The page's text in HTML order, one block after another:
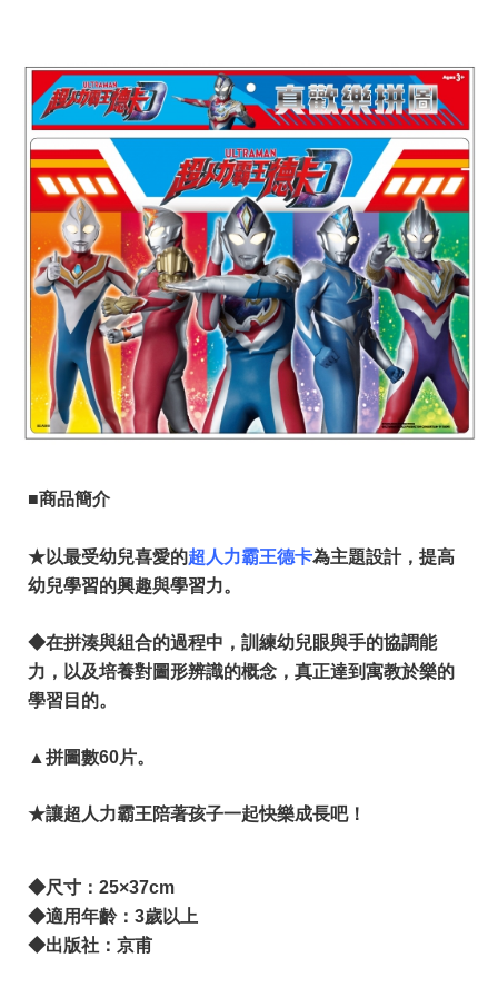
■商品簡介
★以最受幼兒喜愛的超人力霸王德卡為主題設計，提高
幼兒學習的興趣與學習力。
◆在拼湊與組合的過程中，訓練幼兒眼與手的協調能
力，以及培養對圖形辨識的概念，真正達到寓教於樂的
學習目的。
▲拼圖數60片。
★讓超人力霸王陪著孩子一起快樂成長吧！
◆尺寸：25×37cm
◆適用年齡：3歲以上
◆出版社：京甫